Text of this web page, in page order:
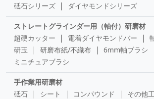
砥石シリーズ
ダイヤモンドシリーズ
ストレートグラインダー用（軸付）研磨材
超硬カッター
電着ダイヤモンドバー
研玉
研磨布紙/不織布
6mm軸ブラシ
ミニチュアブラシ
手作業用研磨材
砥石
シート コンパウンド その他